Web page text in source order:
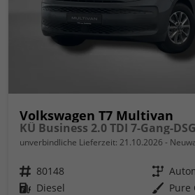
Volkswagen T7 Multivan
KÜ Business 2.0 TDI 7-Gang-DSG
unverbindliche Lieferzeit: 21.10.2026
Fahrzeugnr. 80148 Getriebe
Kraftstoff Diesel Außenfarbe Pure